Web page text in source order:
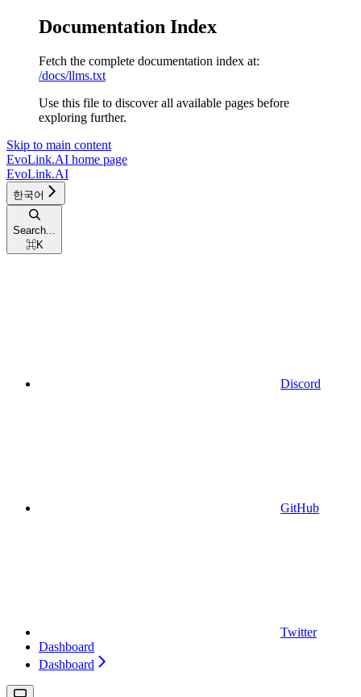
Documentation Index
Fetch the complete documentation index at:
/docs/llms.txt
Use this file to discover all available pages before
exploring further.
Skip to main content
EvoLink.AI home page
EvoLink.AI
한국어
Search...
⌘K
Discord
GitHub
Twitter
Dashboard
Dashboard